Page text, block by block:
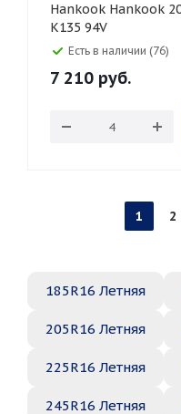
Hankook Hankook 205/55 R16 Ventus Prime4
K135 94V
Есть в наличии (76)
7 210 руб.
1 2
185R16 Летняя
205R16 Летняя
225R16 Летняя
245R16 Летняя